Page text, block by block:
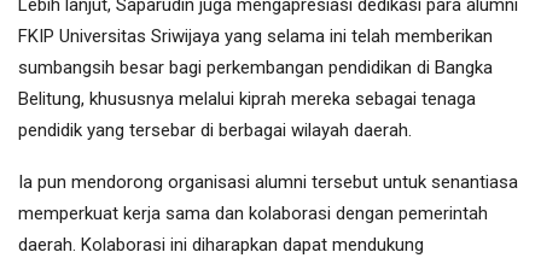
Lebih lanjut, Saparudin juga mengapresiasi dedikasi para alumni
FKIP Universitas Sriwijaya yang selama ini telah memberikan
sumbangsih besar bagi perkembangan pendidikan di Bangka
Belitung, khususnya melalui kiprah mereka sebagai tenaga
pendidik yang tersebar di berbagai wilayah daerah.
Ia pun mendorong organisasi alumni tersebut untuk senantiasa
memperkuat kerja sama dan kolaborasi dengan pemerintah
daerah. Kolaborasi ini diharapkan dapat mendukung